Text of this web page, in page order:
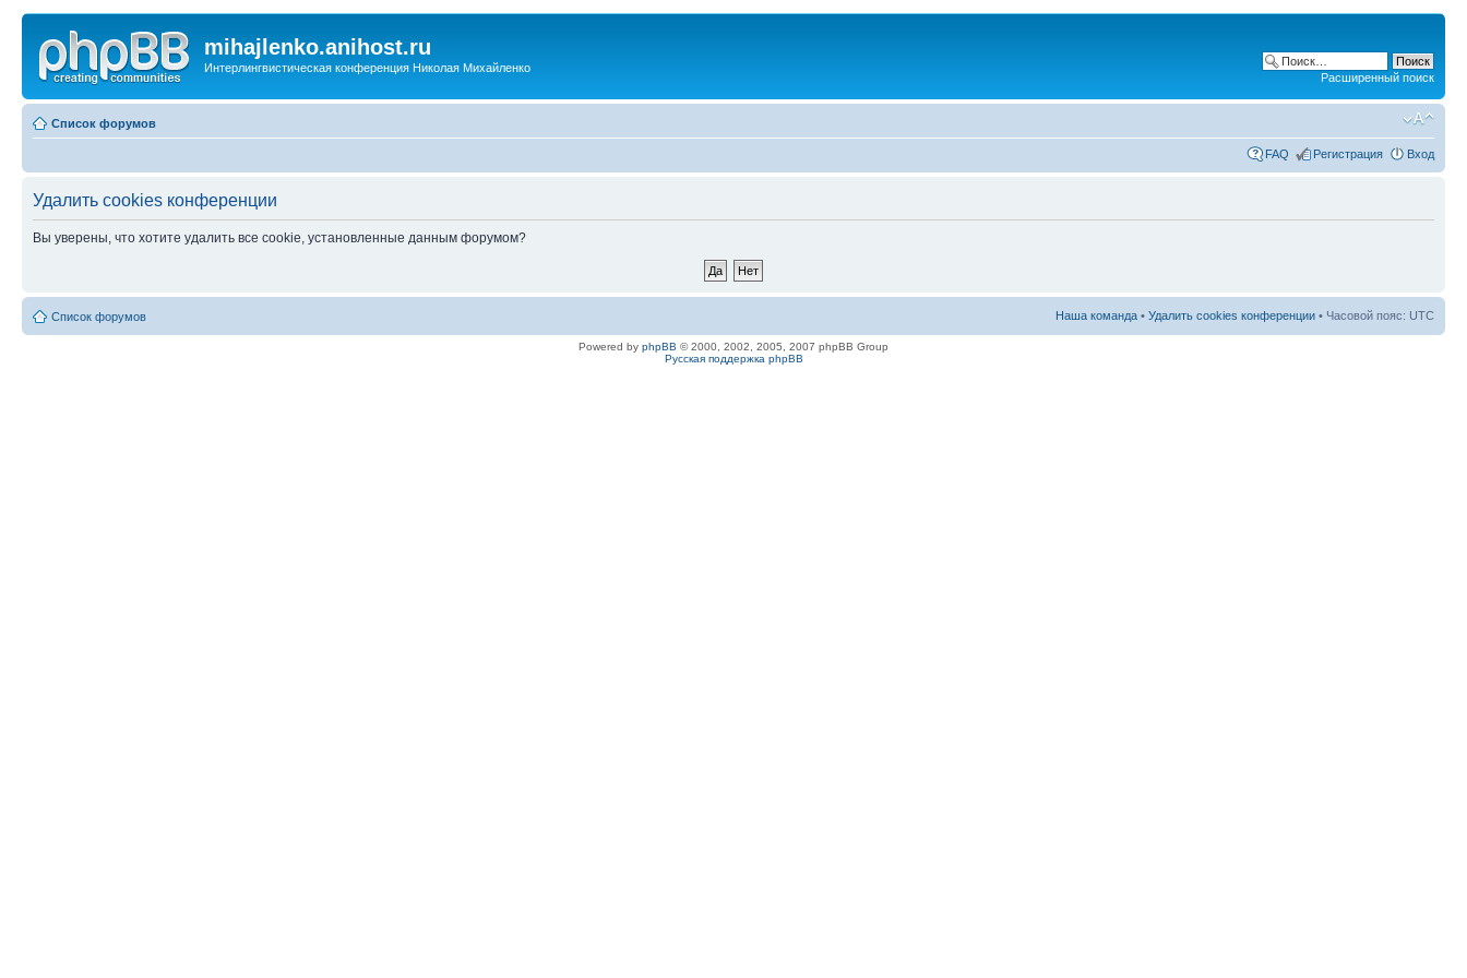
mihajlenko.anihost.ru
Интерлингвистическая конференция Николая Михайленко
Расширенный поиск
Список форумов
FAQ Регистрация Вход
Удалить cookies конференции
Вы уверены, что хотите удалить все cookie, установленные данным форумом?
Список форумов Наша команда • Удалить cookies конференции • Часовой пояс: UTC
Powered by phpBB © 2000, 2002, 2005, 2007 phpBB Group
Русская поддержка phpBB